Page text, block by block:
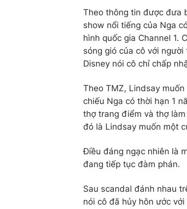
Theo thông tin được đưa
show nổi tiếng của Nga
hình quốc gia Channel 1.
sóng gió của cô với
Disney nói cô chỉ chấp
Theo TMZ, Lindsay
chiếu Nga có thời hạn 1
thợ trang điểm và thợ
đó là Lindsay muốn một
Điều đáng ngạc nhiên là
đang tiếp tục đàm phán.
Sau scandal đánh nhau
nói cô đã hủy hôn ước